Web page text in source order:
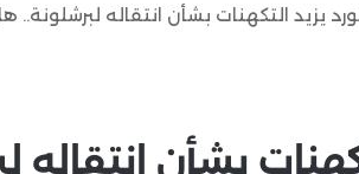
يزيد التكهنات بشأن انتقاله
بشأن انتقاله